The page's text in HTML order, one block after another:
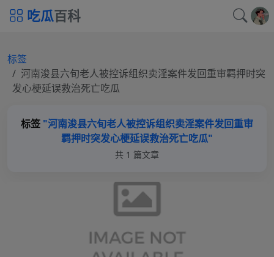
吃瓜百科
标签
河南浚县六旬老人被控诉组织卖淫案件发回重审羁押时突
发心梗延误救治死亡吃瓜
标签 "河南浚县六旬老人被控诉组织卖淫案件发回重审
羁押时突发心梗延误救治死亡吃瓜"
共 1 篇文章